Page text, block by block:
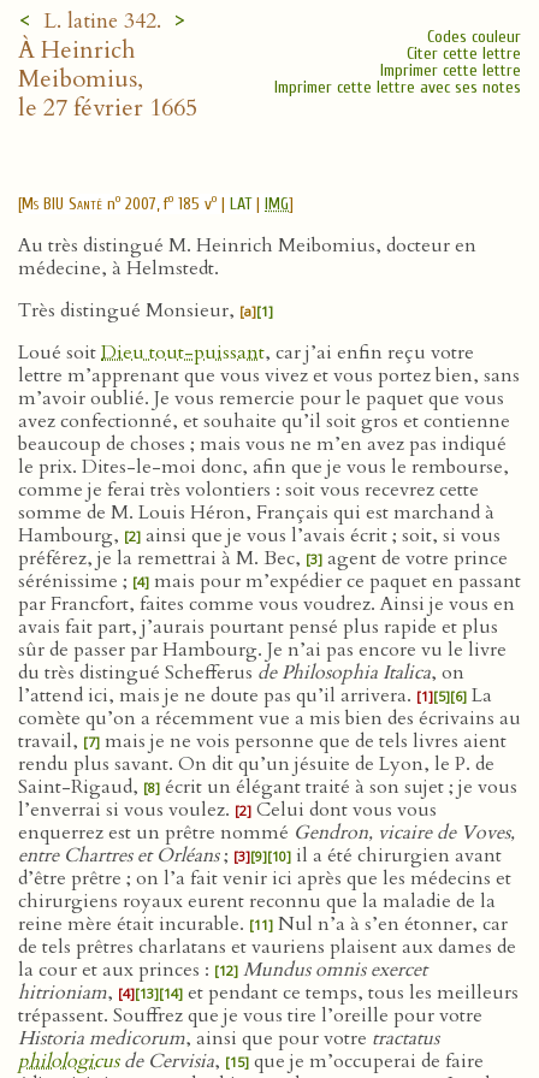
< L. latine 342. >
À Heinrich
Meibomius,
le 27 février 1665
Codes couleur
Citer cette lettre
Imprimer cette lettre
Imprimer cette lettre avec ses notes
[Ms BIU Santé no 2007, fo 185 vo | LAT| IMG]
Au très distingué M. Heinrich Meibomius, docteur en
médecine, à Helmstedt.
Très distingué Monsieur, [a][1]
Loué soitDieu tout-puissant, car j’ai enfin reçu votre
lettre m’apprenant que vous vivez et vous portez bien, sans
m’avoir oublié. Je vous remercie pour le paquet que vous
avez confectionné, et souhaite qu’il soit gros et contienne
beaucoup de choses ; mais vous ne m’en avez pas indiqué
le prix. Dites-le-moi donc, afin que je vous le rembourse,
comme je ferai très volontiers : soit vous recevrez cette
somme de M. Louis Héron, Français qui est marchand à
Hambourg, [2] ainsi que je vous l’avais écrit ; soit, si vous
préférez, je la remettrai à M. Bec, [3] agent de votre prince
sérénissime ; [4] mais pour m’expédier ce paquet en passant
par Francfort, faites comme vous voudrez. Ainsi je vous en
avais fait part, j’aurais pourtant pensé plus rapide et plus
sûr de passer par Hambourg. Je n’ai pas encore vu le livre
du très distingué Schefferus de Philosophia Italica, on
l’attend ici, mais je ne doute pas qu’il arrivera. [1][5][6] La
comète qu’on a récemment vue a mis bien des écrivains au
travail, [7] mais je ne vois personne que de tels livres aient
rendu plus savant. On dit qu’un jésuite de Lyon, le P. de
Saint-Rigaud, [8] écrit un élégant traité à son sujet ; je vous
l’enverrai si vous voulez. [2] Celui dont vous vous
enquerrez est un prêtre nommé Gendron, vicaire de Voves,
entre Chartres et Orléans; [3][9][10] il a été chirurgien avant
d’être prêtre ; on l’a fait venir ici après que les médecins et
chirurgiens royaux eurent reconnu que la maladie de la
reine mère était incurable. [11] Nul n’a à s’en étonner, car
de tels prêtres charlatans et vauriens plaisent aux dames de
la cour et aux princes : [12] Mundus omnis exercet
hitrioniam, [4][13][14] et pendant ce temps, tous les meilleurs
trépassent. Souffrez que je vous tire l’oreille pour votre
Historia medicorum, ainsi que pour votre tractatus
philologicusde Cervisia, [15] que je m’occuperai de faire